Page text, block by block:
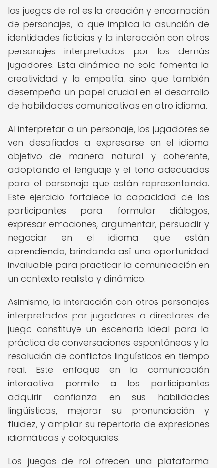
los juegos de rol es la creación y encarnación
de personajes, lo que implica la asunción de
identidades ficticias y la interacción con otros
personajes interpretados por los demás
jugadores. Esta dinámica no solo fomenta la
creatividad y la empatía, sino que también
desempeña un papel crucial en el desarrollo
de habilidades comunicativas en otro idioma.
Al interpretar a un personaje, los jugadores se
ven desafiados a expresarse en el idioma
objetivo de manera natural y coherente,
adoptando el lenguaje y el tono adecuados
para el personaje que están representando.
Este ejercicio fortalece la capacidad de los
participantes para formular diálogos,
expresar emociones, argumentar, persuadir y
negociar en el idioma que están
aprendiendo, brindando así una oportunidad
invaluable para practicar la comunicación en
un contexto realista y dinámico.
Asimismo, la interacción con otros personajes
interpretados por jugadores o directores de
juego constituye un escenario ideal para la
práctica de conversaciones espontáneas y la
resolución de conflictos lingüísticos en tiempo
real. Este enfoque en la comunicación
interactiva permite a los participantes
adquirir confianza en sus habilidades
lingüísticas, mejorar su pronunciación y
fluidez, y ampliar su repertorio de expresiones
idiomáticas y coloquiales.
Los juegos de rol ofrecen una plataforma